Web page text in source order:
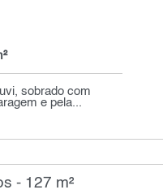
sobrado com
e pela...
- 127 m²